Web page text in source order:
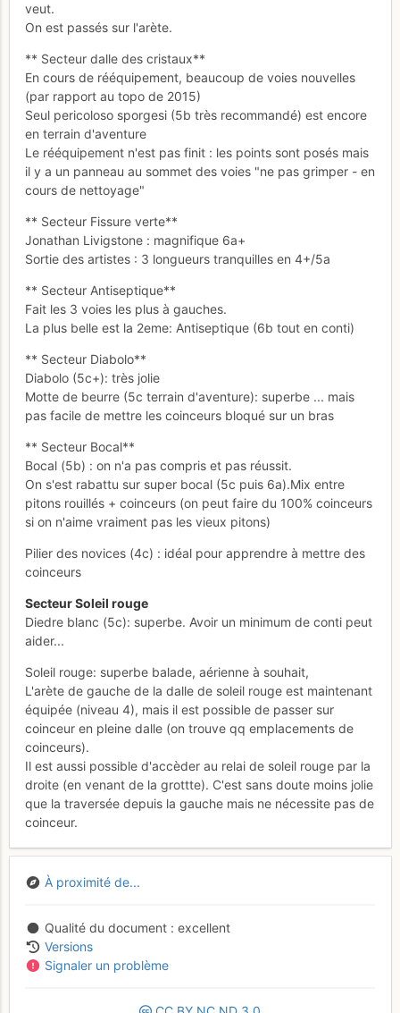
veut.
On est passés sur l'arète.
** Secteur dalle des cristaux**
En cours de rééquipement, beaucoup de voies nouvelles
(par rapport au topo de 2015)
Seul pericoloso sporgesi (5b très recommandé) est encore
en terrain d'aventure
Le rééquipement n'est pas finit : les points sont posés mais
il y a un panneau au sommet des voies "ne pas grimper - en
cours de nettoyage"
** Secteur Fissure verte**
Jonathan Livigstone : magnifique 6a+
Sortie des artistes : 3 longueurs tranquilles en 4+/5a
** Secteur Antiseptique**
Fait les 3 voies les plus à gauches.
La plus belle est la 2eme: Antiseptique (6b tout en conti)
** Secteur Diabolo**
Diabolo (5c+): très jolie
Motte de beurre (5c terrain d'aventure): superbe ... mais
pas facile de mettre les coinceurs bloqué sur un bras
** Secteur Bocal**
Bocal (5b) : on n'a pas compris et pas réussit.
On s'est rabattu sur super bocal (5c puis 6a).Mix entre
pitons rouillés + coinceurs (on peut faire du 100% coinceurs
si on n'aime vraiment pas les vieux pitons)
Pilier des novices (4c) : idéal pour apprendre à mettre des
coinceurs
Secteur Soleil rouge
Diedre blanc (5c): superbe. Avoir un minimum de conti peut
aider...
Soleil rouge: superbe balade, aérienne à souhait,
L'arète de gauche de la dalle de soleil rouge est maintenant
équipée (niveau 4), mais il est possible de passer sur
coinceur en pleine dalle (on trouve qq emplacements de
coinceurs).
Il est aussi possible d'accèder au relai de soleil rouge par la
droite (en venant de la grottte). C'est sans doute moins jolie
que la traversée depuis la gauche mais ne nécessite pas de
coinceur.
À proximité de...
Qualité du document
excellent
Versions
Signaler un problème